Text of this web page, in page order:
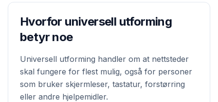
Hvorfor universell utforming
betyr noe
Universell utforming handler om at nettsteder
skal fungere for flest mulig, også for personer
som bruker skjermleser, tastatur, forstørring
eller andre hjelpemidler.